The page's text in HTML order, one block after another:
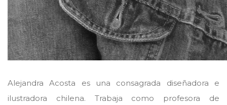
Alejandra Acosta es una consagrada diseñadora e
ilustradora chilena. Trabaja como profesora de